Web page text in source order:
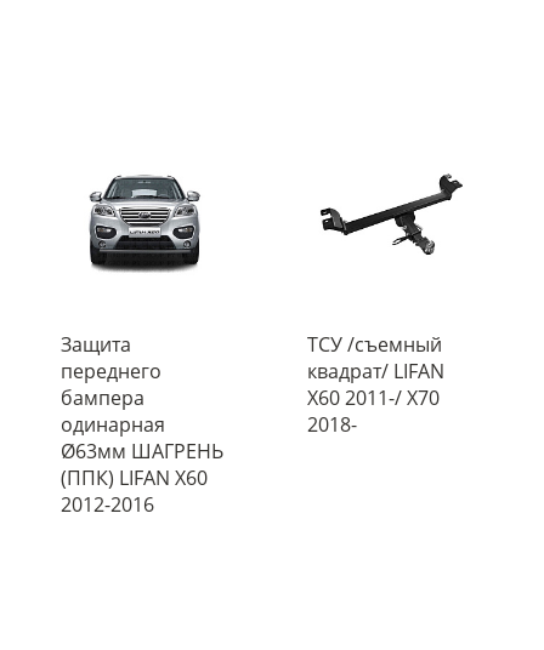
Защита
переднего
бампера
одинарная
Ø63мм ШАГРЕНЬ
(ППК) LIFAN X60
2012-2016
ТСУ /съемный
квадрат/ LIFAN
X60 2011-/ X70
2018-